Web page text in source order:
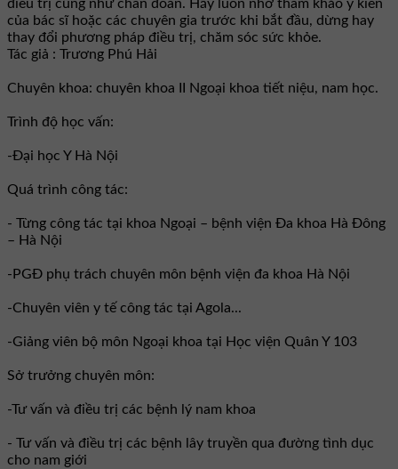
điều trị cũng như chẩn đoán. Hãy luôn nhớ tham khảo ý kiến
của bác sĩ hoặc các chuyên gia trước khi bắt đầu, dừng hay
thay đổi phương pháp điều trị, chăm sóc sức khỏe.
Tác giả : Trương Phú Hải
Chuyên khoa: chuyên khoa II Ngoại khoa tiết niệu, nam học.
Trình độ học vấn:
-Đại học Y Hà Nội
Quá trình công tác:
- Từng công tác tại khoa Ngoại – bệnh viện Đa khoa Hà Đông
– Hà Nội
-PGĐ phụ trách chuyên môn bệnh viện đa khoa Hà Nội
-Chuyên viên y tế công tác tại Agola...
-Giảng viên bộ môn Ngoại khoa tại Học viện Quân Y 103
Sở trưởng chuyên môn:
-Tư vấn và điều trị các bệnh lý nam khoa
- Tư vấn và điều trị các bệnh lây truyền qua đường tình dục
cho nam giới